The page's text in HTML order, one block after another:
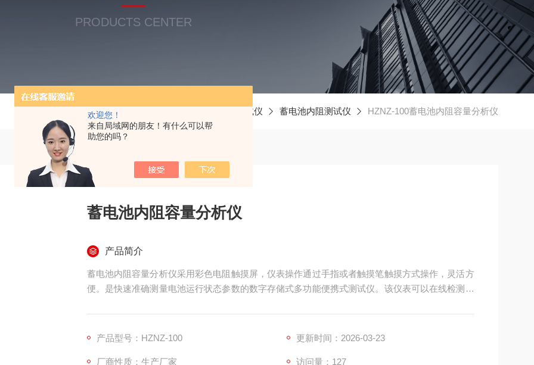
欢迎您！
来自局域网的朋友！有什么可以帮
助您的吗？
PRODUCTS CENTER
当前位置： 蓄电池测试仪 蓄电池内阻测试仪 HZNZ-100蓄电池内阻容量分析仪
蓄电池内阻容量分析仪
产品简介
蓄电池内阻容量分析仪采用彩色电阻触摸屏，仪表操作通过手指或者触摸笔触摸方式操作，灵活方
便。是快速准确测量电池运行状态参数的数字存储式多功能便携式测试仪。该仪表可以在线检测单
过各种图表对数据进行分析生成电池的检测报告。
产品型号：HZNZ-100 更新时间：2026-03-23
厂商性质：生产厂家 访问量：127